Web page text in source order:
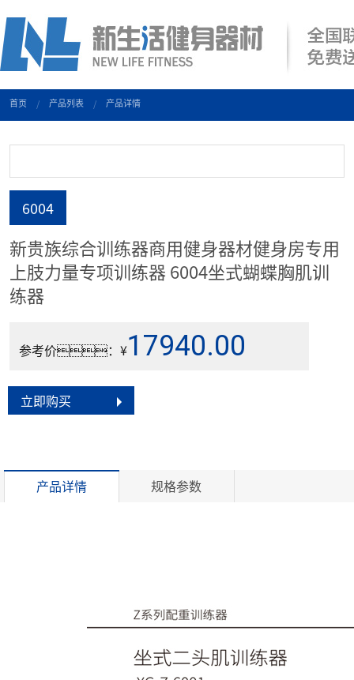
首页 产品列表 产品详情
6004
新贵族综合训练器商用健身器材健身房专用
上肢力量专项训练器 6004坐式蝴蝶胸肌训
练器
参考价：¥17940.00
立即购买
产品详情 规格参数